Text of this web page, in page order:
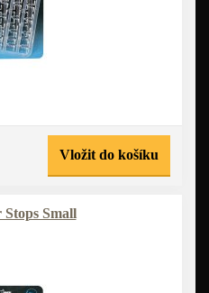
Vložit do košíku
Small